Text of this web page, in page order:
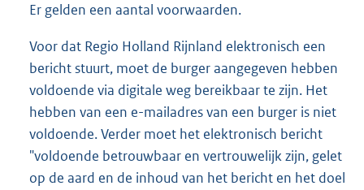
Er gelden een aantal voorwaarden.
Voor dat Regio Holland Rijnland elektronisch een
bericht stuurt, moet de burger aangegeven hebben
voldoende via digitale weg bereikbaar te zijn. Het
hebben van een e-mailadres van een burger is niet
voldoende. Verder moet het elektronisch bericht
"voldoende betrouwbaar en vertrouwelijk zijn, gelet
op de aard en de inhoud van het bericht en het doel